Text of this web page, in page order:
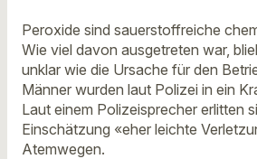
Peroxide sind sauerstoffreiche
Wie viel davon ausgetreten war,
unklar wie die Ursache für den
Männer wurden laut Polizei in ein
Laut einem Polizeisprecher erlitten
Einschätzung «eher leichte
Atemwegen.